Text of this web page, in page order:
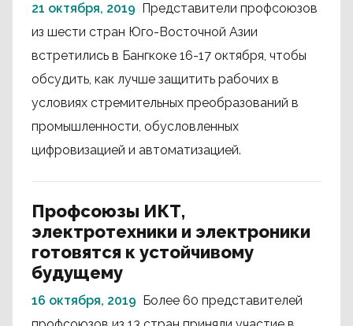
21 октября, 2019 Представители профсоюзов
из шести стран Юго-Восточной Азии
встретились в Бангкоке 16-17 октября, чтобы
обсудить, как лучше защитить рабочих в
условиях стремительных преобразований в
промышленности, обусловленных
цифровизацией и автоматизацией.
Профсоюзы ИКТ,
электротехники и электроники
готовятся к устойчивому
будущему
16 октября, 2019 Более 60 представителей